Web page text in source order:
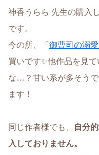
神香うらら 先生の購入
です。
今の所、「 御曹司の溺
買いです✨他作品を見
な…？甘い系が多そう
ます！
同じ作者様でも、
自分
入しておりません。